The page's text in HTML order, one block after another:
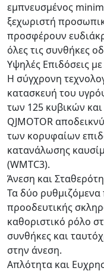
εμπνευσμένος
ξεχωριστή
προσφέρουν
όλες τις συνθήκες
Υψηλές Επιδόσεις
Η σύγχρονη
κατασκευή του
των 125 κυβικών
QJMOTOR
των κορυφαίων
κατανάλωσης
(WMTC3).
Άνεση και
Τα δύο
προοδευτικής
καθοριστικό ρόλο
συνθήκες και
στην άνεση.
Απλότητα και